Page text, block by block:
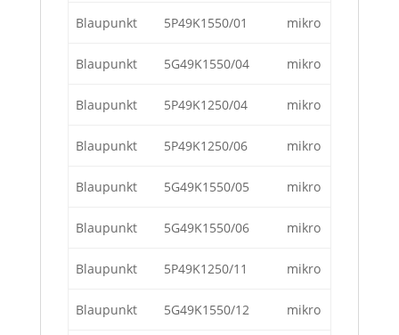
Blaupunkt 5P49K1550/01 mikro
Blaupunkt 5G49K1550/04 mikro
Blaupunkt 5P49K1250/04 mikro
Blaupunkt 5P49K1250/06 mikro
Blaupunkt 5G49K1550/05 mikro
Blaupunkt 5G49K1550/06 mikro
Blaupunkt 5P49K1250/11 mikro
Blaupunkt 5G49K1550/12 mikro